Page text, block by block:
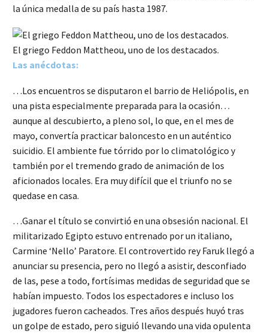
la única medalla de su país hasta 1987.
El griego Feddon Mattheou, uno de los destacados.
Las anécdotas:
…Los encuentros se disputaron el barrio de Heliópolis, en
una pista especialmente preparada para la ocasión…
aunque al descubierto, a pleno sol, lo que, en el mes de
mayo, convertía practicar baloncesto en un auténtico
suicidio. El ambiente fue tórrido por lo climatológico y
también por el tremendo grado de animación de los
aficionados locales. Era muy difícil que el triunfo no se
quedase en casa.
…Ganar el título se convirtió en una obsesión nacional. El
militarizado Egipto estuvo entrenado por un italiano,
Carmine ‘Nello’ Paratore. El controvertido rey Faruk llegó a
anunciar su presencia, pero no llegó a asistir, desconfiado
de las, pese a todo, fortísimas medidas de seguridad que se
habían impuesto. Todos los espectadores e incluso los
jugadores fueron cacheados. Tres años después huyó tras
un golpe de estado, pero siguió llevando una vida opulenta